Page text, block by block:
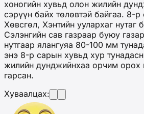
хоногийн хувьд олон жилийн
сэрүүн байх төлөвтэй байгаа. 8-
Хөвсгөл, Хэнтийн уулархаг нутаг
Сэлэнгийн сав газраар буюу
нутгаар ялангуяа 80-100 мм
энэ 8-р сарын хувьд хур
жилийн дунджийнхаа орчим орох
гарсан.
Хуваалцах: